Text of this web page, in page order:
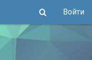
Войти